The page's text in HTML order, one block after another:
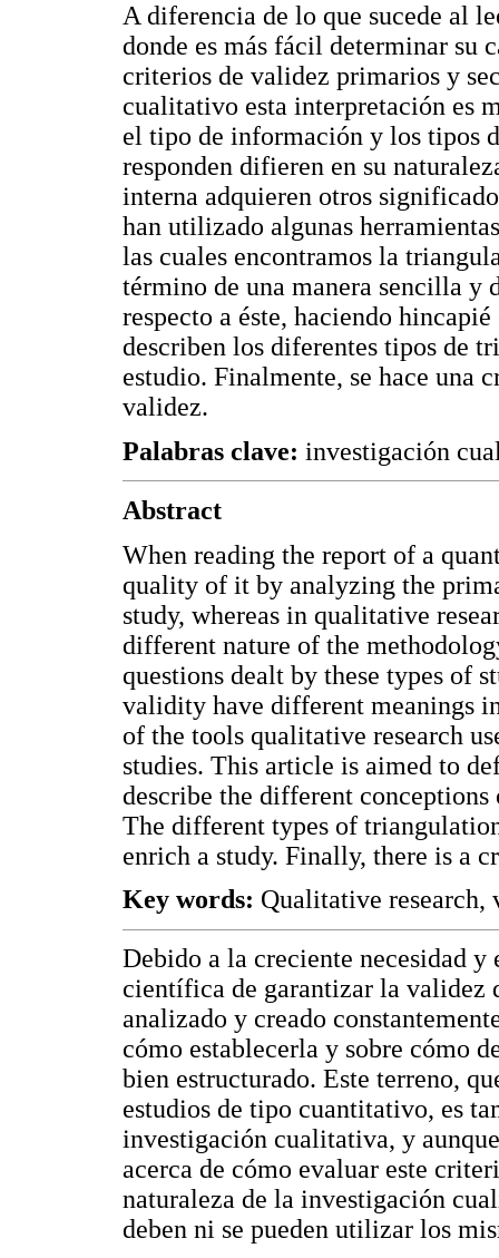
A diferencia de lo que sucede al
donde es más fácil determinar su
criterios de validez primarios y
cualitativo esta interpretación es
el tipo de información y los tipos
responden difieren en su
interna adquieren otros
han utilizado algunas
las cuales encontramos la
término de una manera sencilla y
respecto a éste, haciendo
describen los diferentes tipos de
estudio. Finalmente, se hace una
validez.
Palabras clave: investigación
Abstract
When reading the report of a
quality of it by analyzing the
study, whereas in qualitative
different nature of the
questions dealt by these types of
validity have different meanings
of the tools qualitative research
studies. This article is aimed to
describe the different
The different types of
enrich a study. Finally, there is a
Key words: Qualitative research,
Debido a la creciente necesidad
científica de garantizar la validez
analizado y creado
cómo establecerla y sobre cómo
bien estructurado. Este terreno,
estudios de tipo cuantitativo, es
investigación cualitativa, y
acerca de cómo evaluar este
naturaleza de la investigación
deben ni se pueden utilizar los